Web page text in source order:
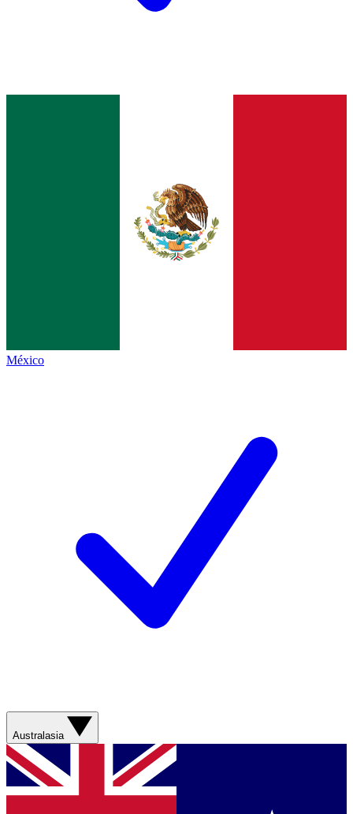
México
Australasia